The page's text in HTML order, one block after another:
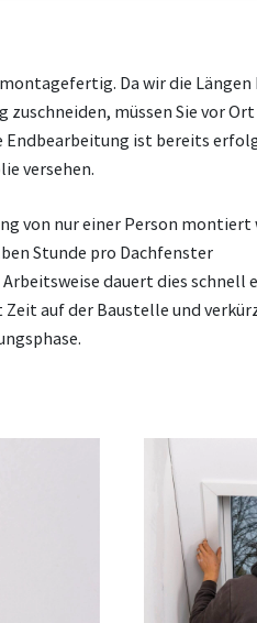
Da wir die Längen
zuschneiden, müssen Sie vor
Endbearbeitung ist bereits
versehen.
von nur einer Person montiert
Stunde pro Dachfenster
dauert dies schnell
auf der Baustelle und